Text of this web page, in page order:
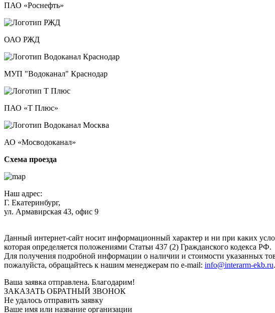
ПАО «Роснефть»
ОАО РЖД
МУП "Водоканал" Краснодар
ПАО «Т Плюс»
АО «Мосводоканал»
Схема проезда
Наш адрес:
Г. Екатеринбург,
ул. Армавирская 43, офис 9
Данный интернет-сайт носит информационный характер и ни при каких
которая определяется положениями Статьи 437 (2) Гражданского кодекса РФ.
Для получения подробной информации о наличии и стоимости указанных
пожалуйста, обращайтесь к нашим менеджерам по e-mail: info@interarm-ekb.ru.
Ваша заявка отправлена. Благодарим!
ЗАКАЗАТЬ ОБРАТНЫЙ ЗВОНОК
Не удалось отправить заявку
Ваше имя или название организации